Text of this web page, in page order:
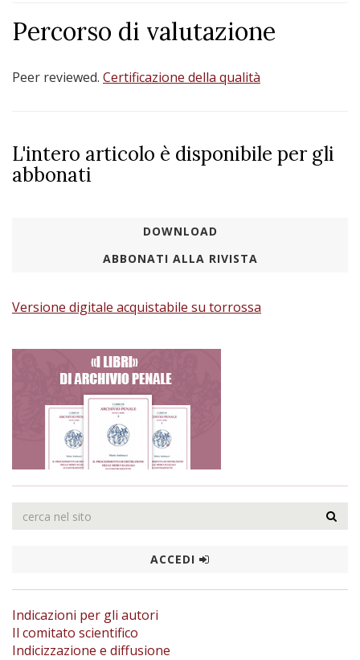
Percorso di valutazione
Peer reviewed. Certificazione della qualità
L'intero articolo è disponibile per gli
abbonati
DOWNLOAD
ABBONATI ALLA RIVISTA
Versione digitale acquistabile su torrossa
ACCEDI
Indicazioni per gli autori
Il comitato scientifico
Indicizzazione e diffusione